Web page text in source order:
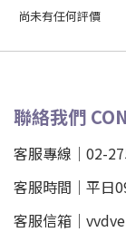
尚未有任何評價
聯絡我們
客服專線｜02-
客服時間｜平日
客服信箱｜